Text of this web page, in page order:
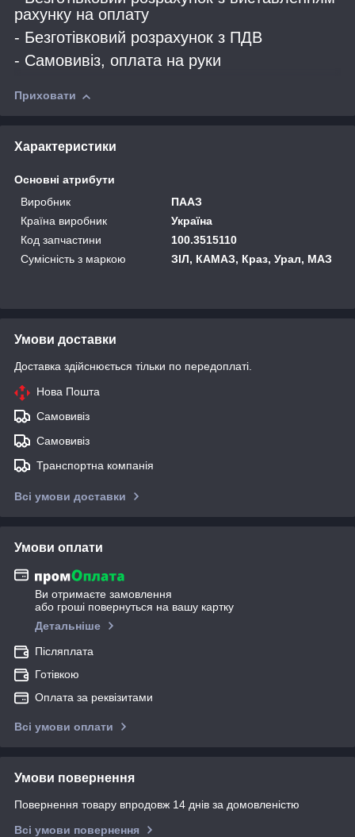
рахунку на оплату
- Безготівковий розрахунок з ПДВ
- Самовивіз, оплата на руки
Приховати
Характеристики
Основні атрибути
Виробник
ПААЗ
Країна виробник
Україна
Код запчастини
100.3515110
Сумісність з маркою
ЗІЛ, КАМАЗ, Краз, Урал, МАЗ
Умови доставки
Доставка здійснюється тільки по передоплаті.
Нова Пошта
Самовивіз
Самовивіз
Транспортна компанія
Всі умови доставки
Умови оплати
Ви отримаєте замовлення
або гроші повернуться на вашу картку
Детальніше
Післяплата
Готівкою
Оплата за реквізитами
Всі умови оплати
Умови повернення
Повернення товару впродовж 14 днів за домовленістю
Всі умови повернення